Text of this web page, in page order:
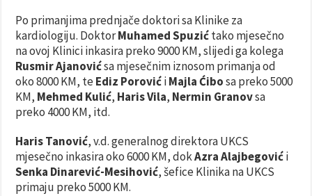
Po primanjima prednjače doktori sa Klinike za
kardiologiju. DoktorMuhamed Spuzićtako mjesečno
na ovoj Klinici inkasira preko 9000 KM, slijedi ga kolega
Rusmir Ajanovićsa mjesečnim iznosom primanja od
oko 8000 KM, teEdiz PorovićiMajla Ćibosa preko 5000
KM, Mehmed Kulić, Haris Vila, Nermin Granovsa
preko 4000 KM, itd.
Haris Tanović, v.d. generalnog direktora UKCS
mjesečno inkasira oko 6000 KM, dokAzra Alajbegovići
Senka Dinarević-Mesihović, šefice Klinika na UKCS
primaju preko 5000 KM.